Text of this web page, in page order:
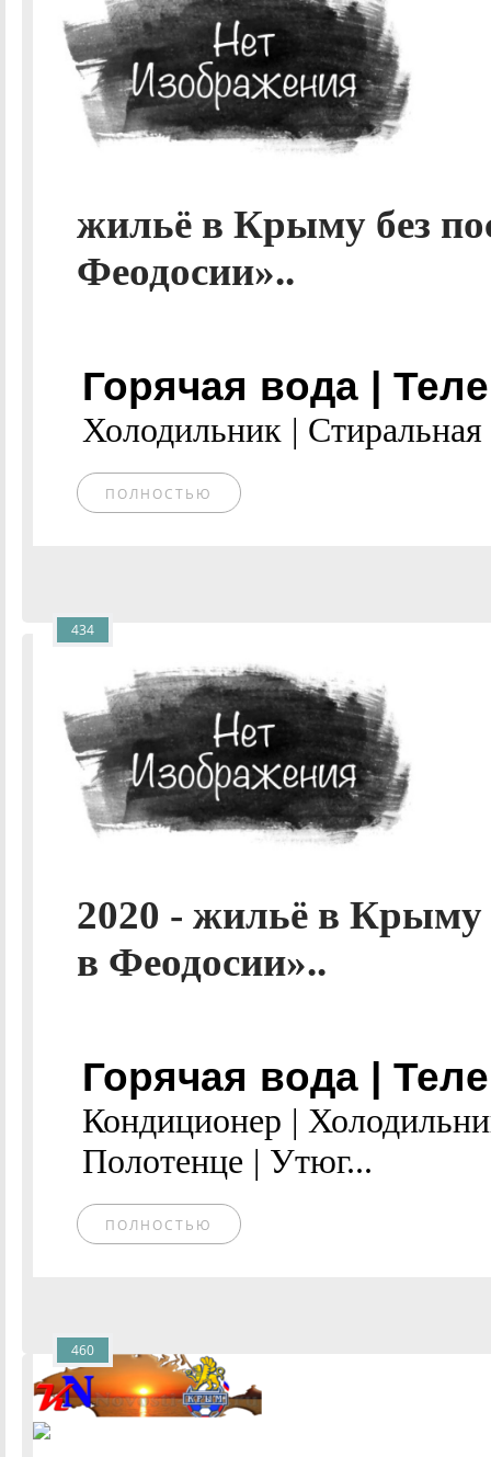
жильё в Крыму без
Феодосии»..
Горячая вода |
Холодильник |
ПОЛНОСТЬЮ
2020 - жильё в Крыму
в Феодосии»..
Горячая вода |
Кондиционер |
Полотенце | Утюг...
ПОЛНОСТЬЮ
434
460